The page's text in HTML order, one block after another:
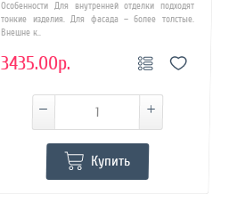
Особенности Для внутренней отделки подходят
тонкие изделия. Для фасада – более толстые.
Внешне к..
3435.00р.
Купить